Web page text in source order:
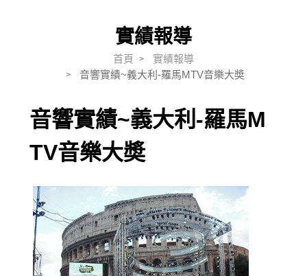
實績報導
首頁
實績報導
音響實績~義大利-羅馬MTV音樂大奬
音響實績~義大利-羅馬M
TV音樂大奬